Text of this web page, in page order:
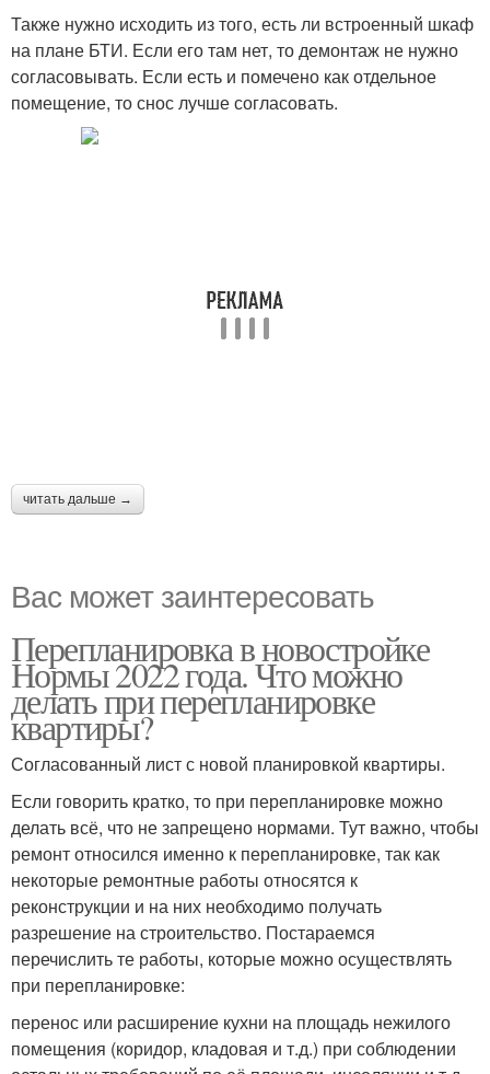
Также нужно исходить из того, есть ли встроенный шкаф
на плане БТИ. Если его там нет, то демонтаж не нужно
согласовывать. Если есть и помечено как отдельное
помещение, то снос лучше согласовать.
читать дальше →
Вас может заинтересовать
Перепланировка в новостройке
Нормы 2022 года. Что можно
делать при перепланировке
квартиры?
Согласованный лист с новой планировкой квартиры.
Если говорить кратко, то при перепланировке можно
делать всё, что не запрещено нормами. Тут важно, чтобы
ремонт относился именно к перепланировке, так как
некоторые ремонтные работы относятся к
реконструкции и на них необходимо получать
разрешение на строительство. Постараемся
перечислить те работы, которые можно осуществлять
при перепланировке:
перенос или расширение кухни на площадь нежилого
помещения (коридор, кладовая и т.д.) при соблюдении